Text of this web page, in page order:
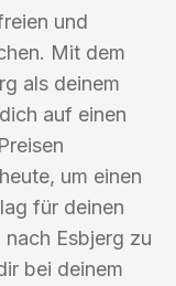
und
Mit dem
als deinem
auf einen
um einen
für deinen
Esbjerg zu
bei deinem